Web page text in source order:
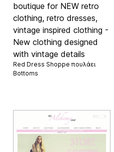
boutique for NEW retro
clothing, retro dresses,
vintage inspired clothing -
New clothing designed
with vintage details
Red Dress Shoppe πουλάει
Bottoms